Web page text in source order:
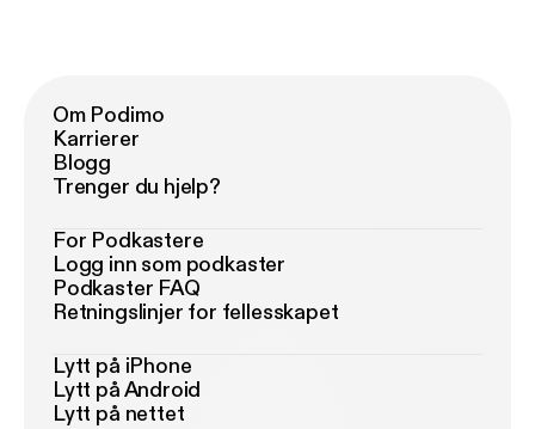
Om Podimo
Karrierer
Blogg
Trenger du hjelp?
For Podkastere
Logg inn som podkaster
Podkaster FAQ
Retningslinjer for fellesskapet
Lytt på iPhone
Lytt på Android
Lytt på nettet